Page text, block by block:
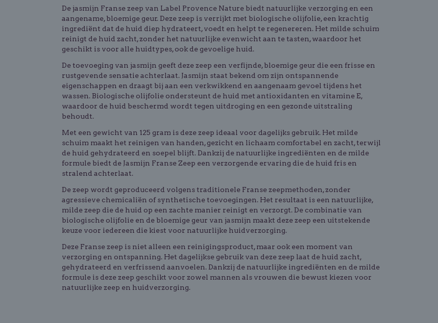
De jasmijn Franse zeep van Label Provence Nature biedt natuurlijke verzorging en een
aangename, bloemige geur. Deze zeep is verrijkt met biologische olijfolie, een krachtig
ingrediënt dat de huid diep hydrateert, voedt en helpt te regenereren. Het milde schuim
reinigt de huid zacht, zonder het natuurlijke evenwicht aan te tasten, waardoor het
geschikt is voor alle huidtypes, ook de gevoelige huid.
De toevoeging van jasmijn geeft deze zeep een verfijnde, bloemige geur die een frisse en
rustgevende sensatie achterlaat. Jasmijn staat bekend om zijn ontspannende
eigenschappen en draagt bij aan een verkwikkend en aangenaam gevoel tijdens het
wassen. Biologische olijfolie ondersteunt de huid met antioxidanten en vitamine E,
waardoor de huid beschermd wordt tegen uitdroging en een gezonde uitstraling
behoudt.
Met een gewicht van 125 gram is deze zeep ideaal voor dagelijks gebruik. Het milde
schuim maakt het reinigen van handen, gezicht en lichaam comfortabel en zacht, terwijl
de huid gehydrateerd en soepel blijft. Dankzij de natuurlijke ingrediënten en de milde
formule biedt de Jasmijn Franse Zeep een verzorgende ervaring die de huid fris en
stralend achterlaat.
De zeep wordt geproduceerd volgens traditionele Franse zeepmethoden, zonder
agressieve chemicaliën of synthetische toevoegingen. Het resultaat is een natuurlijke,
milde zeep die de huid op een zachte manier reinigt en verzorgt. De combinatie van
biologische olijfolie en de bloemige geur van jasmijn maakt deze zeep een uitstekende
keuze voor iedereen die kiest voor natuurlijke huidverzorging.
Deze Franse zeep is niet alleen een reinigingsproduct, maar ook een moment van
verzorging en ontspanning. Het dagelijkse gebruik van deze zeep laat de huid zacht,
gehydrateerd en verfrissend aanvoelen. Dankzij de natuurlijke ingrediënten en de milde
formule is deze zeep geschikt voor zowel mannen als vrouwen die bewust kiezen voor
natuurlijke zeep en huidverzorging.